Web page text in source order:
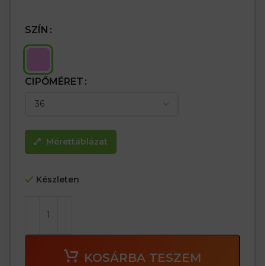
SZÍN
CIPŐMÉRET
Mérettáblázat
Készleten
KOSÁRBA TESZEM